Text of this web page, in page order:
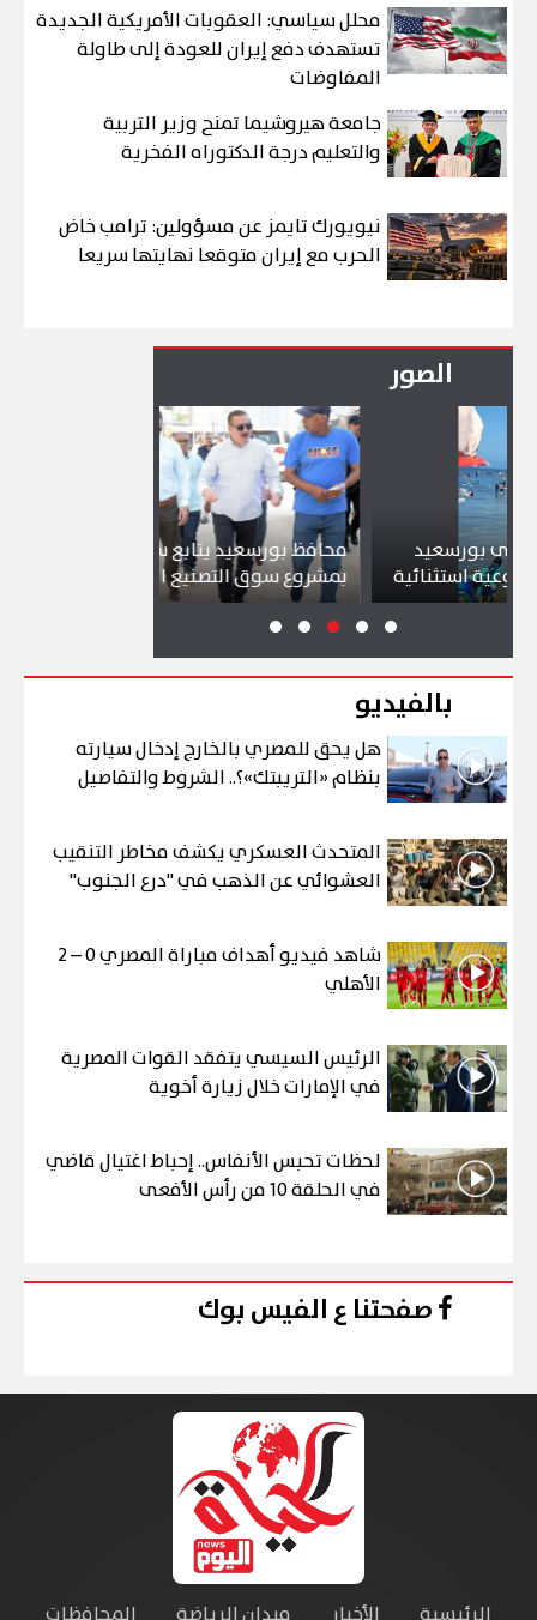
محلل سياسي: العقوبات الأمريكية الجديدة
تستهدف دفع إيران للعودة إلى طاولة
المفاوضات
جامعة هيروشيما تمنح وزير التربية
والتعليم درجة الدكتوراه الفخرية
نيويورك تايمز عن مسؤولين: ترامب خاض
الحرب مع إيران متوقعا نهايتها سريعا
الصور
محافظ بورسعيد يتابع سير العمل
بمشروع سوق التصنيع الجديد
بالفيديو
هل يحق للمصري بالخارج إدخال سيارته
بنظام «التريبتك»؟.. الشروط والتفاصيل
المتحدث العسكري يكشف مخاطر التنقيب
العشوائي عن الذهب في "درع الجنوب"
شاهد فيديو أهداف مباراة المصري 0 – 2
الأهلي
الرئيس السيسي يتفقد القوات المصرية
في الإمارات خلال زيارة أخوية
لحظات تحبس الأنفاس.. إحباط اغتيال قاضي
في الحلقة 10 من رأس الأفعى
صفحتنا ع الفيس بوك